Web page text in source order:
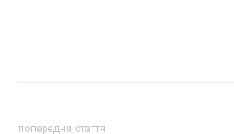
попередня стаття